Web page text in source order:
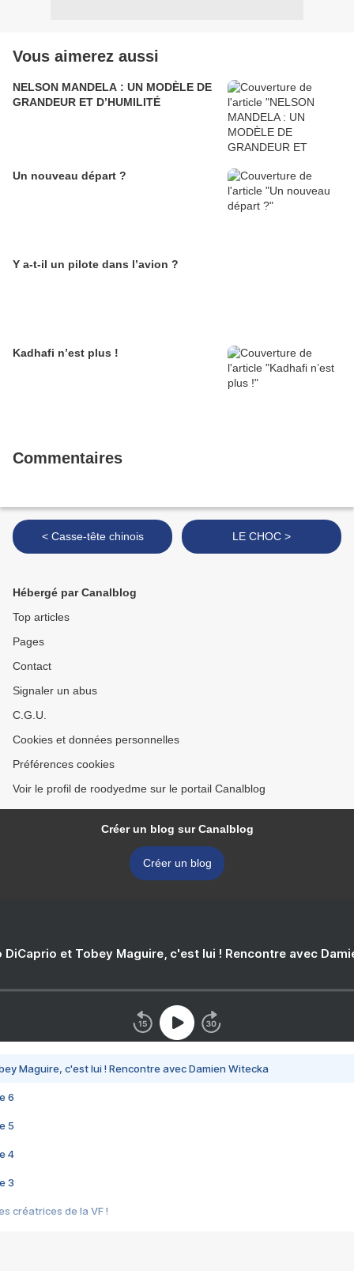
Vous aimerez aussi
NELSON MANDELA : UN MODÈLE DE
GRANDEUR ET D’HUMILITÉ
Un nouveau départ ?
Y a-t-il un pilote dans l’avion ?
Kadhafi n’est plus !
Commentaires
< Casse-tête chinois LE CHOC >
Hébergé par Canalblog
Top articles
Pages
Contact
Signaler un abus
C.G.U.
Cookies et données personnelles
Préférences cookies
Voir le profil de roodyedme sur le portail Canalblog
Créer un blog sur Canalblog
Créer un blog
DiCaprio et Tobey Maguire, c'est lui ! Rencontre avec
Maguire, c'est lui ! Rencontre avec Damien Witecka
6
5
4
3
créatrices de la VF !